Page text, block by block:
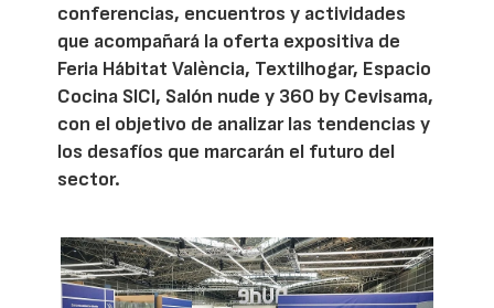
conferencias, encuentros y actividades
que acompañará la oferta expositiva de
Feria Hábitat València, Textilhogar, Espacio
Cocina SICI, Salón nude y 360 by Cevisama,
con el objetivo de analizar las tendencias y
los desafíos que marcarán el futuro del
sector.